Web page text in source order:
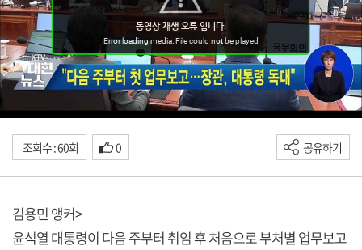
조회수 : 60회 0 공유하기
김용민 앵커>
윤석열 대통령이 다음 주부터 취임 후 처음으로 부처별 업무보고